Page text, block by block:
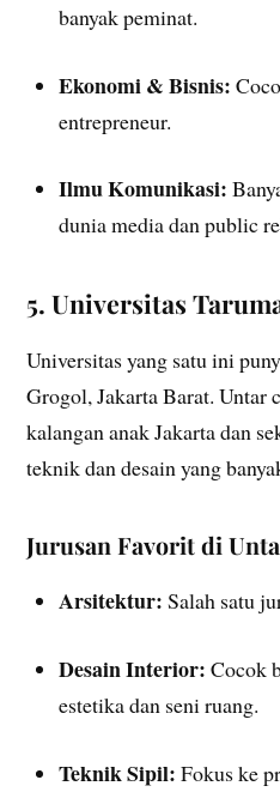
banyak peminat.
Ekonomi & Bisnis:
entrepreneur.
Ilmu Komunikasi:
dunia media dan public
5. Universitas
Universitas yang satu ini
Grogol, Jakarta Barat. Untar
kalangan anak Jakarta dan
teknik dan desain yang
Jurusan Favorit di
Arsitektur: Salah satu
Desain Interior: Cocok
estetika dan seni ruang.
Teknik Sipil: Fokus ke